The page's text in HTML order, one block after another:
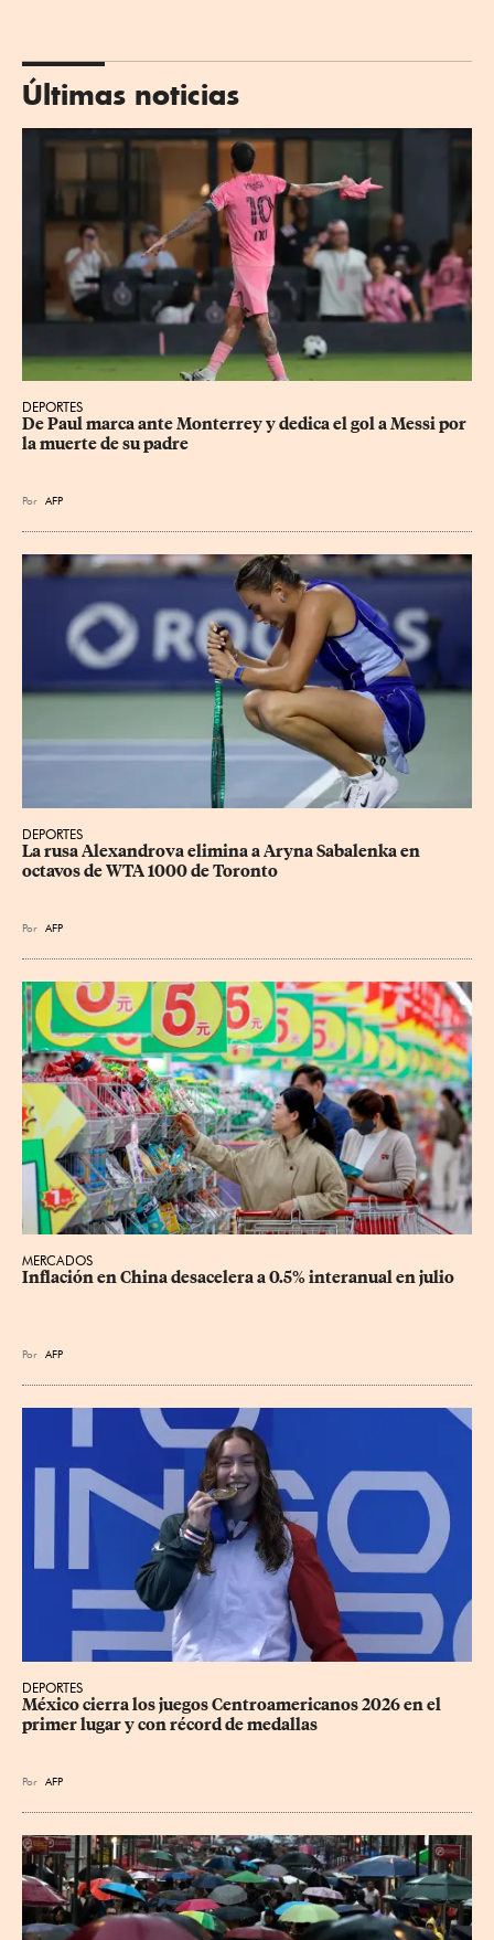
Últimas noticias
DEPORTES
De Paul marca ante Monterrey y dedica el gol a Messi por
la muerte de su padre
Por AFP
DEPORTES
La rusa Alexandrova elimina a Aryna Sabalenka en
octavos de WTA 1000 de Toronto
Por AFP
MERCADOS
Inflación en China desacelera a 0.5% interanual en julio
Por AFP
DEPORTES
México cierra los juegos Centroamericanos 2026 en el
primer lugar y con récord de medallas
Por AFP